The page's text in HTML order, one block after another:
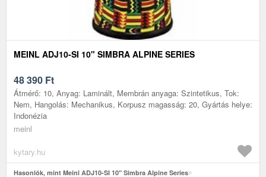
MEINL ADJ10-SI 10" SIMBRA ALPINE SERIES
48 390 Ft
Átmérő: 10, Anyag: Laminált, Membrán anyaga: Szintetikus, Tok:
Nem, Hangolás: Mechanikus, Korpusz magasság: 20, Gyártás helye:
Indonézia
meinl
kytary.hu
Hasonlók, mint Meinl ADJ10-SI 10" Simbra Alpine Series